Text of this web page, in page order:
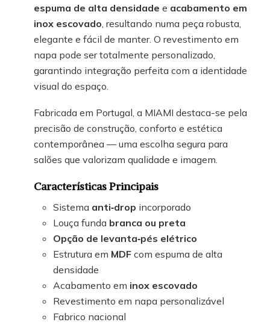
espuma de alta densidade e acabamento em
inox escovado, resultando numa peça robusta,
elegante e fácil de manter. O revestimento em
napa pode ser totalmente personalizado,
garantindo integração perfeita com a identidade
visual do espaço.
Fabricada em Portugal, a MIAMI destaca-se pela
precisão de construção, conforto e estética
contemporânea — uma escolha segura para
salões que valorizam qualidade e imagem.
Características Principais
Sistema anti‑drop incorporado
Louça funda branca ou preta
Opção de levanta‑pés elétrico
Estrutura em MDF com espuma de alta
densidade
Acabamento em inox escovado
Revestimento em napa personalizável
Fabrico nacional